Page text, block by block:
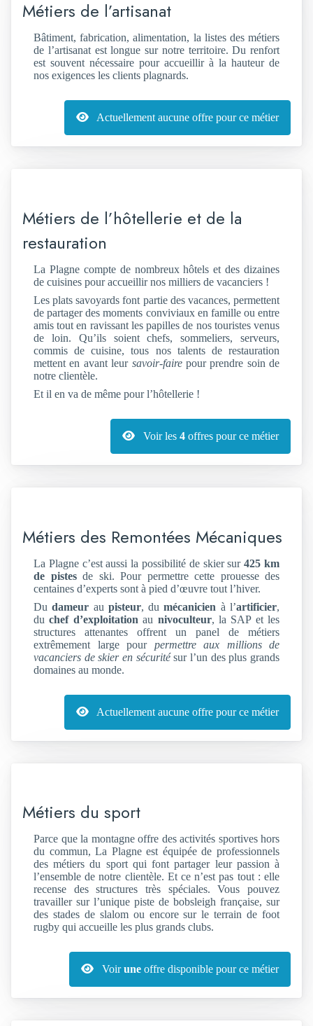
Métiers de l’artisanat
Bâtiment, fabrication, alimentation, la listes des métiers
de l’artisanat est longue sur notre territoire. Du renfort
est souvent nécessaire pour accueillir à la hauteur de
nos exigences les clients plagnards.
Actuellement aucune offre pour ce métier
Métiers de l’hôtellerie et de la
restauration
La Plagne compte de nombreux hôtels et des dizaines
de cuisines pour accueillir nos milliers de vacanciers !
Les plats savoyards font partie des vacances, permettent
de partager des moments conviviaux en famille ou entre
amis tout en ravissant les papilles de nos touristes venus
de loin. Qu’ils soient chefs, sommeliers, serveurs,
commis de cuisine, tous nos talents de restauration
mettent en avant leur savoir-fairepour prendre soin de
notre clientèle.
Et il en va de même pour l’hôtellerie !
Voir les 4 offres pour ce métier
Métiers des Remontées Mécaniques
La Plagne c’est aussi la possibilité de skier sur425 km
de pistesde ski. Pour permettre cette prouesse des
centaines d’experts sont à pied d’œuvre tout l’hiver.
Dudameur au pisteur, dumécanicien à l’artificier,
duchef d’exploitation au nivoculteur, la SAP et les
structures attenantes offrent un panel de métiers
extrêmement large pour permettre aux millions de
vacanciers de skier en sécuritésur l’un des plus grands
domaines au monde.
Actuellement aucune offre pour ce métier
Métiers du sport
Parce que la montagne offre des activités sportives hors
du commun, La Plagne est équipée de professionnels
des métiers du sport qui font partager leur passion à
l’ensemble de notre clientèle. Et ce n’est pas tout : elle
recense des structures très spéciales. Vous pouvez
travailler sur l’unique piste de bobsleigh française, sur
des stades de slalom ou encore sur le terrain de foot
rugby qui accueille les plus grands clubs.
Voirune offre disponible pour ce métier